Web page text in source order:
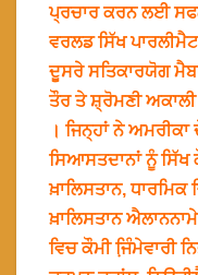
ਪ੍ਰਚਾਰ ਕਰਨ ਲਈ
ਵਰਲਡ ਸਿੱਖ
ਦੂਸਰੇ ਸਤਿਕਾਰਯੋਗ
ਤੌਰ ਤੇ ਸ਼੍ਰੋਮਣੀ
। ਜਿਨ੍ਹਾਂ ਨੇ
ਸਿਆਸਤਦਾਨਾਂ ਨੂੰ ਸਿੱਖ
ਖ਼ਾਲਿਸਤਾਨ, ਧਾਰਮਿਕ
ਖ਼ਾਲਿਸਤਾਨ
ਵਿਚ ਕੌਮੀ ਜਿ਼ੰਮੇਵਾਰੀ